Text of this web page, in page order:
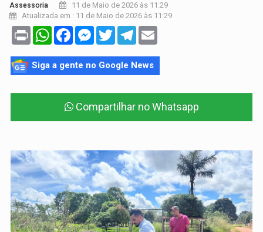
Assessoria
11 de Maio de 2026 às 11:29
Atualizada em : 11 de Maio de 2026 às 11:29
Print WhatsAppFacebookMessenger
TwitterTelegram
Siga a gente no Google News
Compartilhar no Whatsapp